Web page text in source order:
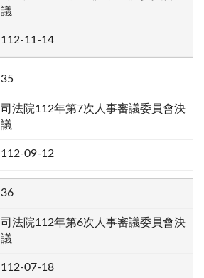
議
112-11-14
35
司法院112年第7次人事審議委員會決
議
112-09-12
36
司法院112年第6次人事審議委員會決
議
112-07-18